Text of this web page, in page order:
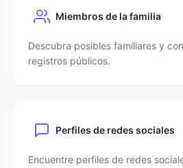
Miembros de la familia
Descubra posibles familiares y
registros públicos.
Perfiles de redes sociales
Encuentre perfiles de redes